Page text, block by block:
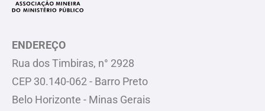
ENDEREÇO
Rua dos Timbiras, n° 2928
CEP 30.140-062 - Barro Preto
Belo Horizonte - Minas Gerais